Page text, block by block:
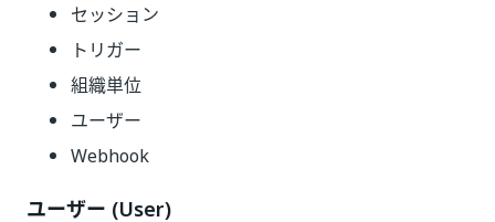
セッション
トリガー
組織単位
ユーザー
Webhook
ユーザー (User)